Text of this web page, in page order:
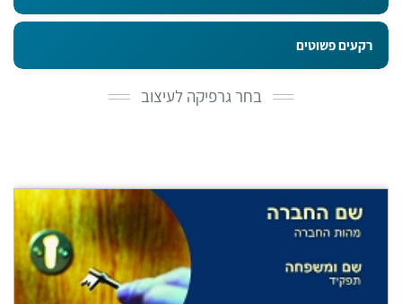
רקעים פשוטים
בחר גרפיקה לעיצוב